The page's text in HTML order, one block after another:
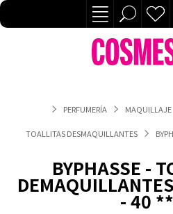
PERFUMERÍA MAQUILLAJE
TOALLITAS DESMAQUILLANTES
BYPHASSE -
- 40